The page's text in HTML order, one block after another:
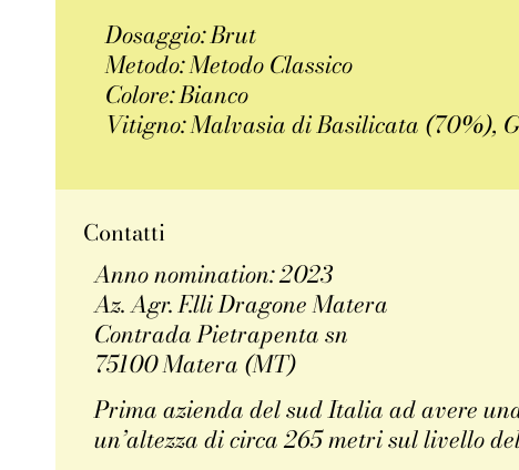
Dosaggio: Brut
Metodo: Metodo Classico
Colore: Bianco
Vitigno: Malvasia di Basilicata (70%),
Contatti
Anno nomination: 2023
Az. Agr. F.lli Dragone Matera
Contrada Pietrapenta sn
75100 Matera (MT)
Prima azienda del sud Italia ad avere
un’altezza di circa 265 metri sul livello